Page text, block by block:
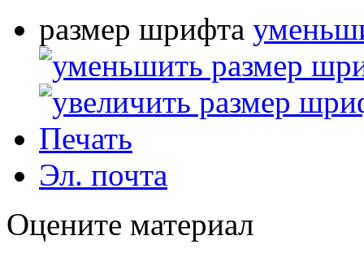
размер шрифта
Печать
Эл. почта
Оцените материал